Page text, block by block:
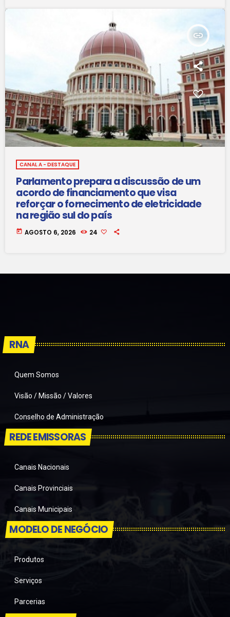
insert_link
CANAL A - DESTAQUE
Parlamento prepara a discussão de um
acordo de financiamento que visa
reforçar o fornecimento de eletricidade
na região sul do país
today AGOSTO 6, 2026 24
RNA
Quem Somos
Visão / Missão / Valores
Conselho de Administração
REDE EMISSORAS
Canais Nacionais
Canais Provinciais
Canais Municipais
MODELO DE NEGÓCIO
Produtos
Serviços
Parcerias